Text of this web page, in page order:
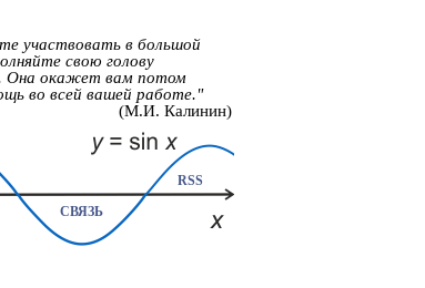
участвовать в большой
свою голову
Она окажет вам потом
во всей вашей работе."
(М.И. Калинин)
RSS
СВЯЗЬ